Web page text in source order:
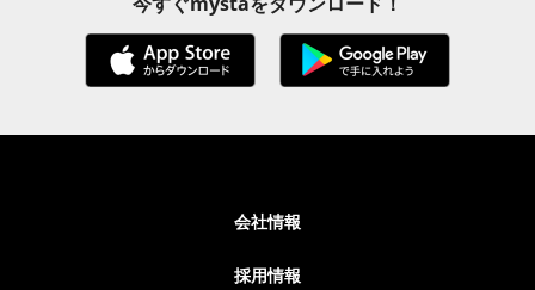
会社情報
採用情報